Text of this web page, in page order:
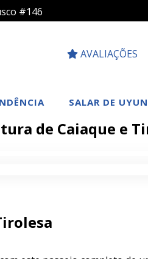
#146
AVALIAÇÕES
SALAR DE
de Caiaque e